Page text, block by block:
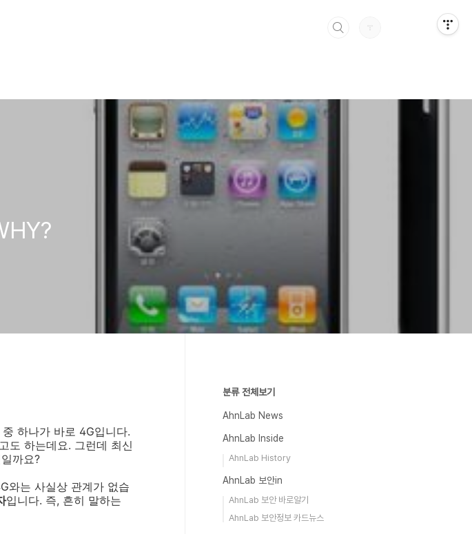
하나가 바로 4G입니다.
도 하는데요. 그런데 최신
까요?
와는 사실상 관계가 없습
입니다. 즉, 흔히 말하는
분류 전체보기
AhnLab News
AhnLab Inside
AhnLab History
AhnLab 보안in
AhnLab 보안 바로알기
AhnLab 보안정보 카드뉴스